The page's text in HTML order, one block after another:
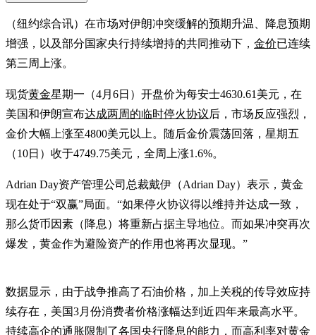
（纽约综合讯）在市场对伊朗冲突缓解的预期升温、降息预期
增强，以及部分国家央行持续增持的共同推动下， 金价已连续
第三周上涨。
现货黄金星期一（4月6日）开盘价为每安士4630.61美元，在
美国和伊朗宣布达成两周的临时停火协议后，市场反应强烈，
金价大幅上涨至4800美元以上。随后金价震荡回落，星期五
（10日）收于4749.75美元，全周上涨1.6%。
Adrian Day资产管理公司总裁戴伊（Adrian Day）表示，黄金
现在处于“双赢”局面。“如果停火协议得以维持并达成一致，
那么货币因素（降息）将重新占据主导地位。而如果冲突再次
爆发，黄金作为避险资产的作用也将再次显现。”
数据显示，由于战争推高了石油价格，加上关税的传导效应持
续存在，美国3月份消费者价格涨幅达到近四年来最高水平。
持续高企的通胀限制了各国央行降息的能力，而高利率对黄金